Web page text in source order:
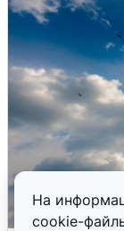
На
cookie-